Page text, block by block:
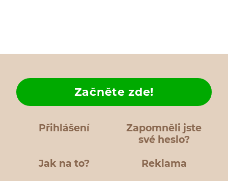
Přihlášení
Zapomněli jste
své heslo?
Jak na to?
Začněte zde!
Reklama